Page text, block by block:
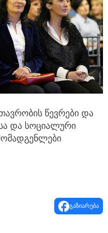
წევრები და
და სოციალური
გაზიარება